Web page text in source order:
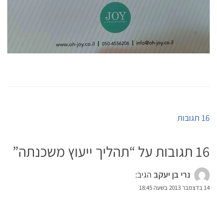
16 תגובות
משכנתה
16 תגובות על “ תהליך ייעוץ משכנתה”
נרי בן יעקב הגיב:
14 בדצמבר 2013 בשעה 18:45